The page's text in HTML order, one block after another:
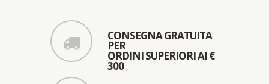
CONSEGNA GRATUITA
PER
ORDINI SUPERIORI AI €
300